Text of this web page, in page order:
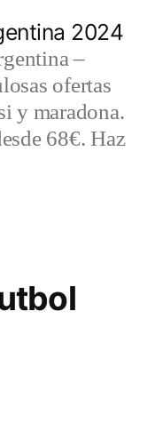
2024
–
ofertas
y maradona.
68€. Haz